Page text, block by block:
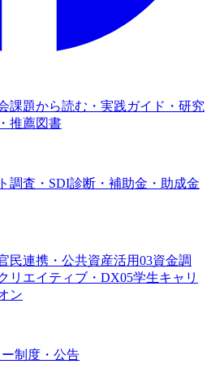
課題から読む ・ 実践ガイド ・ 研究
・ 推薦図書
調査 ・ SDI診断 ・ 補助金・助成金
民連携・公共資産活用03資金調
リエイティブ・DX05学生キャリ
ン
制度 ・ 公告